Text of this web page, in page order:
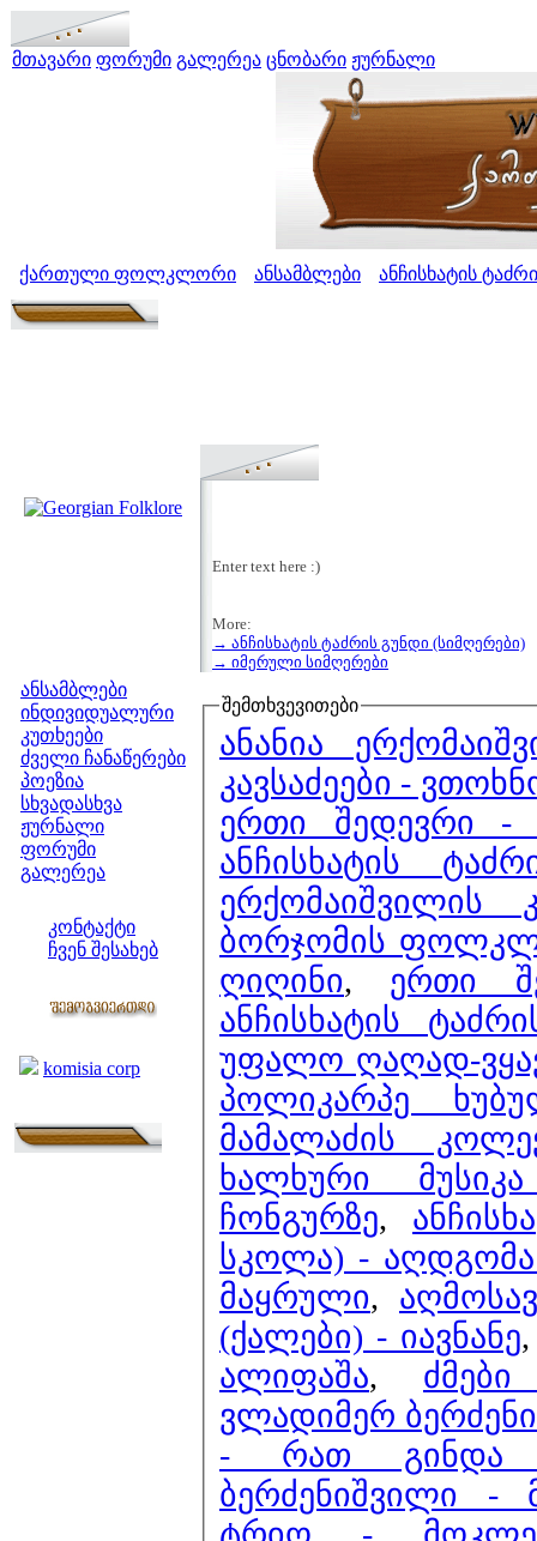
მთავარი ფორუმი გალერეა ცნობარი ჟურნალი
ქართული ფოლკლორი ანსამბლები ანჩისხატის
ანსამბლები
ინდივიდუალური
კუთხეები
ძველი ჩანაწერები
პოეზია
სხვადასხვა
ჟურნალი
ფორუმი
გალერეა
კონტაქტი
ჩვენ შესახებ
komisia corp
Enter text here :)
More:
→ ანჩისხატის ტაძრის გუნდი (სიმღერები)
→ იმერული სიმღერები
შემთხვევითები
ანანია
კავსაძეები -
ანჩისხატის
ბორჯომის
ღიღინი,
ანჩისხატის
უფალო ღაღად-
პოლიკარპე
მამალაძის
ხალხური
ჩონგურზე,
სკოლა) - აღდგომა
მაყრული,
(ქალები) - იავნანე
ალიფაშა,
ვლადიმერ
- რათ გინდა
ბერძენიშვილი -